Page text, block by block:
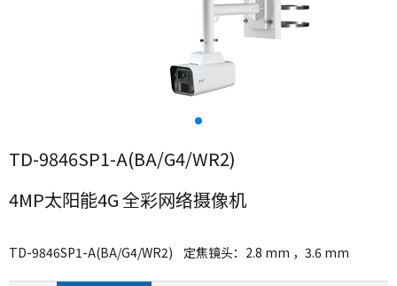
TD-9846SP1-A(BA/G4/WR2)
4MP太阳能4G 全彩网络摄像机
TD-9846SP1-A(BA/G4/WR2) 定焦镜头：2.8 mm ，3.6 mm